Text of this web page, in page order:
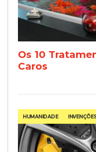
Os 10
Caros
HUMANIDADE